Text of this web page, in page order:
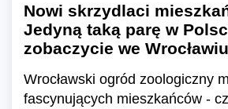
Nowi skrzydlaci
Jedyną taką parę w
zobaczycie we Wrocławiu
Wrocławski ogród zoologiczny
fascynujących mieszkańców -